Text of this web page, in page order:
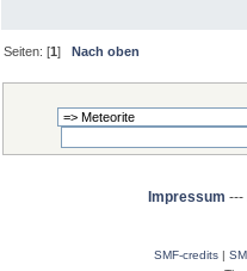
Seiten: [1] Nach oben
Impressum ---
SMF-credits |